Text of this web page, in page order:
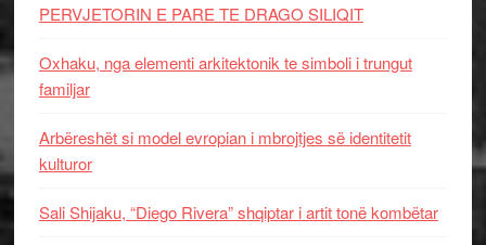
PERVJETORIN E PARE TE DRAGO SILIQIT
Oxhaku, nga elementi arkitektonik te simboli i trungut
familjar
Arbëreshët si model evropian i mbrojtjes së identitetit
kulturor
Sali Shijaku, “Diego Rivera” shqiptar i artit tonë kombëtar